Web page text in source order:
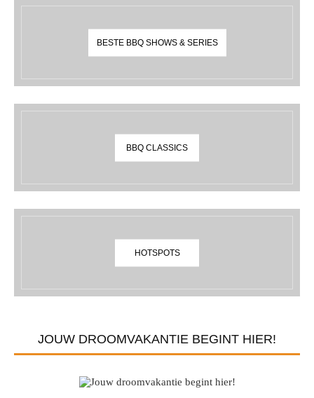
BESTE BBQ SHOWS & SERIES
BBQ CLASSICS
HOTSPOTS
JOUW DROOMVAKANTIE BEGINT HIER!